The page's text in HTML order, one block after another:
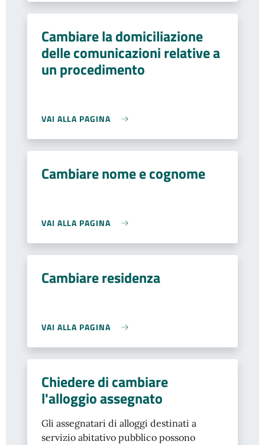
Cambiare la domiciliazione
delle comunicazioni relative a
un procedimento
VAI ALLA PAGINA
Cambiare nome e cognome
VAI ALLA PAGINA
Cambiare residenza
VAI ALLA PAGINA
Chiedere di cambiare
l'alloggio assegnato
Gli assegnatari di alloggi destinati a
servizio abitativo pubblico possono